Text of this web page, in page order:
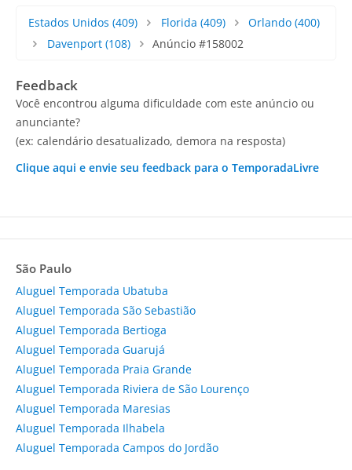
Estados Unidos (409) Florida (409) Orlando (400)
Davenport(108) Anúncio #158002
Feedback
Você encontrou alguma dificuldade com este anúncio ou
anunciante?
(ex: calendário desatualizado, demora na resposta)
Clique aqui e envie seu feedback para o TemporadaLivre
São Paulo
Aluguel Temporada Ubatuba
Aluguel Temporada São Sebastião
Aluguel Temporada Bertioga
Aluguel Temporada Guarujá
Aluguel Temporada Praia Grande
Aluguel Temporada Riviera de São Lourenço
Aluguel Temporada Maresias
Aluguel Temporada Ilhabela
Aluguel Temporada Campos do Jordão